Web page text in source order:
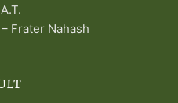
Frater Nahash